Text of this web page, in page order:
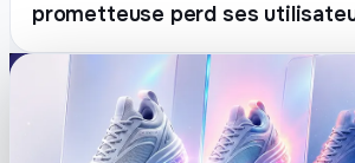
prometteuse perd ses
Plateforme française de création de
contenu avec l’IA. Demandez, Roboto